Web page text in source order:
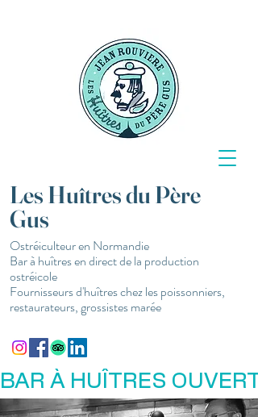
Les Huîtres du Père
Gus
Ostréiculteur en Normandie
Bar à huîtres en direct de la production
ostréicole
Fournisseurs d'huîtres chez les poissonniers,
restaurateurs, grossistes marée
BAR À HUÎTRES OUVERT